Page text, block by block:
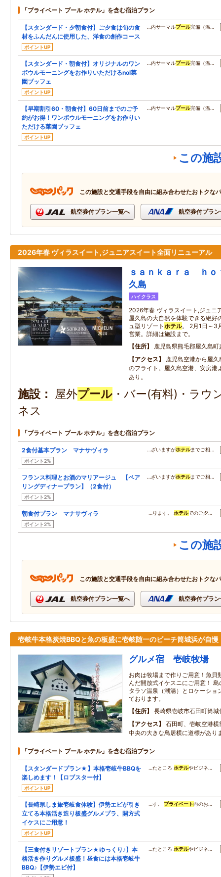
「プライベート プール ホテル」を含む宿泊プラン
【スタンダード・夕朝食付】ご夕食は旬の食
材をふんだんに使用した、洋食の創作コース
ポイントUP
…内サーマルプール完備（温…
【スタンダード・朝食付】オリジナルのワン
ボウルモーニングをお作りいただけるnol菜
園ブッフェ
ポイントUP
…内サーマルプール完備（温…
【早期割引60・朝食付】60日前までのご予
約がお得！ワンボウルモーニングをお作りい
ただける菜園ブッフェ
ポイントUP
…内サーマルプール完備（温…
この施
この施設と交通手段を自由に組み合わせたおトクな
航空券付プラン一覧へ 航空券付プラ
2026年春 ヴィラスイート,ジュニアスイート全面リニューアル
ｓａｎｋａｒａ ｈｏ
久島
ハイクラス
2026年春 ヴィラスイート,ジュニ
屋久島の大自然を体験できる絶好
ュ型リゾート ホテル。 2月1日～3
営業。詳細は施設まで。
住所
鹿児島県熊毛郡屋久島
アクセス
鹿児島空港から屋
のフライト。屋久島空港、安房港
あり。
施設 屋外プール ・バー(有料)・ラウ
ネス
「プライベート プール ホテル」を含む宿泊プラン
2食付基本プラン マナサヴィラ
ポイント2%
…ざいますがホテルまでご相…
フランス料理とお酒のマリアージュ 【ペア
リングディナープラン】（2食付）
ポイント2%
…ざいますがホテルまでご相…
朝食付プラン マナサヴィラ
ポイント2%
…ります。 ホテルでのご夕…
この施
この施設と交通手段を自由に組み合わせたおトクな
航空券付プラン一覧へ 航空券付プラ
壱岐牛本格炭焼BBQと魚の板盛に壱岐随一のビーチ筒城浜が自慢
グルメ宿 壱岐牧場
お肉は牧場まで作りご用意！魚貝
んだ開放式イケスニにご用意！
タラソ温泉（潮湯）とロケーショ
ております。
住所
長崎県壱岐市石田町筒城
アクセス
石田町、壱岐空港
中央の大きな鳥居横に道標があり
「プライベート プール ホテル」を含む宿泊プラン
【スタンダードプラン★】本格壱岐牛BBQを
楽しめます！【ロブスター付】
ポイントUP
…たところ ホテルやビジネ…
【長崎県しま旅壱岐食体験】伊勢エビが引き
立てる本格活き造り板盛グルメプラ、開方式
イケスにご用意！
ポイントUP
…す。 プライベート向のお…
【三食付きリゾートプラン★ゆっくり♪】本
格活き作りグルメ板盛！昼食には本格壱岐牛
BBQ♪【伊勢エビ付】
…たところ ホテルやビジネ…